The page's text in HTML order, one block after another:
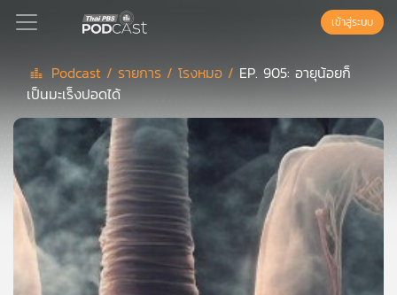
Podcast
เพล
ย์
ลิ
สต์
แนะนำ
เข้าสู่ระบบ
Podcast / รายการ /โรงหมอ / EP. 905: อายุน้อยก็
เป็นมะเร็งปอดได้